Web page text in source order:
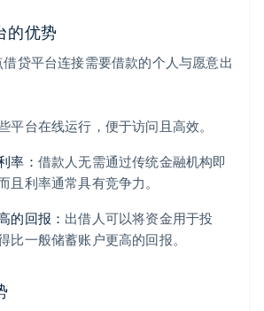
的优势
贷平台连接需要借款的个人与愿意出
平台在线运行，便于访问且高效。
率： 借款人无需通过传统金融机构即
且利率通常具有竞争力。
的回报： 出借人可以将资金用于投
比一般储蓄账户更高的回报。